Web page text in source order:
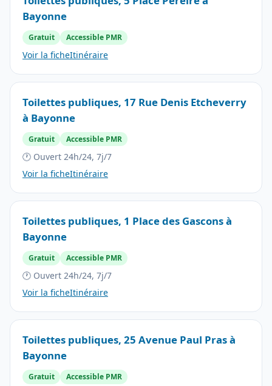
Bayonne
Gratuit Accessible PMR
Voir la ficheItinéraire
Toilettes publiques, 17 Rue Denis Etcheverry
à Bayonne
Gratuit Accessible PMR
🕐 Ouvert 24h/24, 7j/7
Voir la ficheItinéraire
Toilettes publiques, 1 Place des Gascons à
Bayonne
Gratuit Accessible PMR
🕐 Ouvert 24h/24, 7j/7
Voir la ficheItinéraire
Toilettes publiques, 25 Avenue Paul Pras à
Bayonne
Gratuit Accessible PMR